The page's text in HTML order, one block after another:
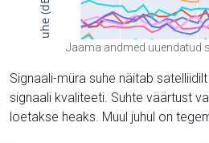
Jaama andmed uuendatud
Signaali-müra suhe näitab
signaali kvaliteeti. Suhte väärtust
loetakse heaks. Muul juhul on